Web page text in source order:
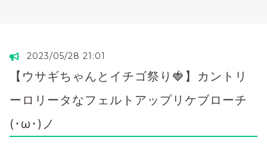
2023/05/28 21:01
【ウサギちゃんとイチゴ祭り🍓】カントリ
ーロリータなフェルトアップリケブローチ
(･ω･)ノ